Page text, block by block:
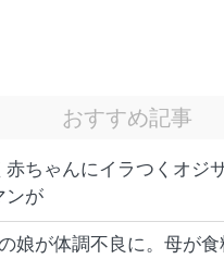
おすすめ記事
ちゃんにイラつくオジ
ンが
娘が体調不良に。母が